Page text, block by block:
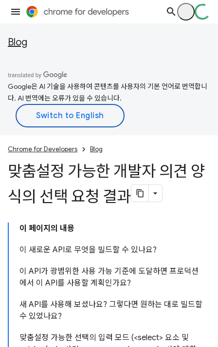
Blog
Google은 AI 기술을 사용하여 콘텐츠를 사용자의 기본 언어로 번역합니
다. AI 번역에는 오류가 있을 수 있습니다.
Chrome for Developers Blog
맞춤설정 가능한 개발자 의견 양
식의 선택 요청 결과
이 페이지의 내용
이 새로운 API로 무엇을 빌드할 수 있나요?
이 API가 광범위한 사용 가능 기준에 도달하면 프로덕션
에서 이 API를 사용할 계획인가요?
새 API를 사용해 보셨나요? 그렇다면 원하는 대로 빌드할
수 있었나요?
맞춤설정 가능한 선택의 입력 모드 (<select> 요소 및